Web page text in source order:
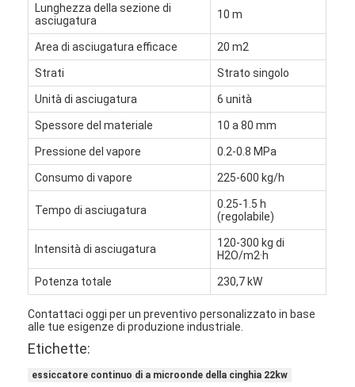
Lunghezza della sezione di
asciugatura
10 m
Area di asciugatura efficace 20 m2
Strati Strato singolo
Unità di asciugatura 6 unità
Spessore del materiale 10 a 80 mm
Pressione del vapore 0.2-0.8 MPa
Consumo di vapore 225-600 kg/h
Tempo di asciugatura
0.25-1.5 h
(regolabile)
Intensità di asciugatura
120-300 kg di
H2O/m2·h
Potenza totale 230,7 kW
Contattaci oggi per un preventivo personalizzato in base
alle tue esigenze di produzione industriale.
Etichette:
essiccatore continuo di a microonde della cinghia 22kw